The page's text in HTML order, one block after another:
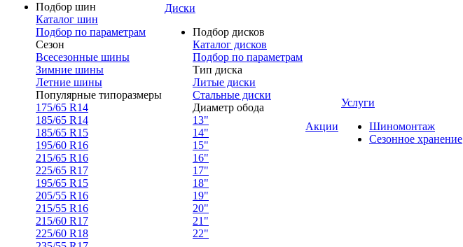
Подбор шин
Каталог шин
Подбор по параметрам
Сезон
Всесезонные шины
Зимние шины
Летние шины
Популярные типоразмеры
175/65 R14
185/65 R14
185/65 R15
195/60 R16
215/65 R16
225/65 R17
195/65 R15
205/55 R16
215/55 R16
215/60 R17
225/60 R18
Диски
Подбор дисков
Каталог дисков
Подбор по параметрам
Тип диска
Литые диски
Стальные диски
Диаметр обода
13"
14"
15"
16"
17"
18"
19"
20"
21"
22"
Акции
Услуги
Шиномонтаж
Сезонное хранение